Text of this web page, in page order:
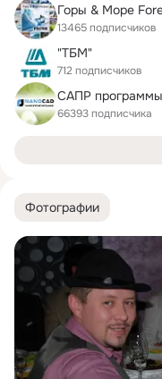
Фотографии
Горы & Море
13465 подписчиков
"ТБМ"
712 подписчиков
САПР программы
66393 подписчика